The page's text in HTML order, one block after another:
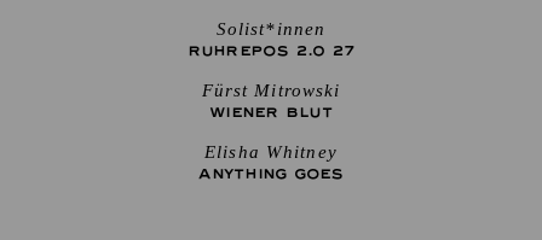
Solist*innen
RUHREPOS 2.0 27
Fürst Mitrowski
WIENER BLUT
Elisha Whitney
ANYTHING GOES